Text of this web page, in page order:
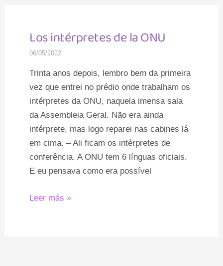
Los intérpretes de la ONU
06/05/2022
Trinta anos depois, lembro bem da primeira
vez que entrei no prédio onde trabalham os
intérpretes da ONU, naquela imensa sala
da Assembleia Geral. Não era ainda
intérprete, mas logo reparei nas cabines lá
em cima. – Ali ficam os intérpretes de
conferência. A ONU tem 6 línguas oficiais.
E eu pensava como era possível
Los
intérpretes
la
ONU
Leer más »